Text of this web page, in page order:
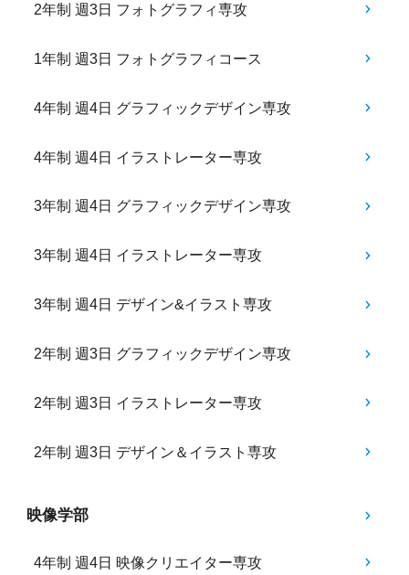
2年制 週3日 フォトグラフィ専攻
1年制 週3日 フォトグラフィコース
4年制 週4日 グラフィックデザイン専攻
4年制 週4日 イラストレーター専攻
3年制 週4日 グラフィックデザイン専攻
3年制 週4日 イラストレーター専攻
3年制 週4日 デザイン&イラスト専攻
2年制 週3日 グラフィックデザイン専攻
2年制 週3日 イラストレーター専攻
2年制 週3日 デザイン＆イラスト専攻
映像学部
4年制 週4日 映像クリエイター専攻